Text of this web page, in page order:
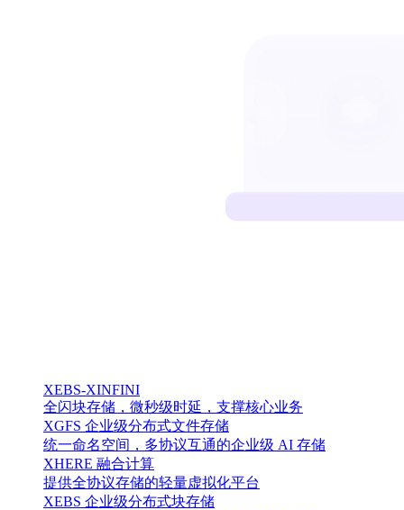
XEBS-XINFINI
全闪块存储，微秒级时延，支撑核心业务
XGFS 企业级分布式文件存储
统一命名空间，多协议互通的企业级 AI 存储
XHERE 融合计算
提供全协议存储的轻量虚拟化平台
XEBS 企业级分布式块存储